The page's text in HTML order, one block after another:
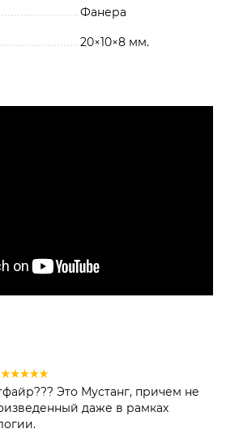
Фанера
20×10×8 мм.
Это Мустанг, причем не
даже в рамках